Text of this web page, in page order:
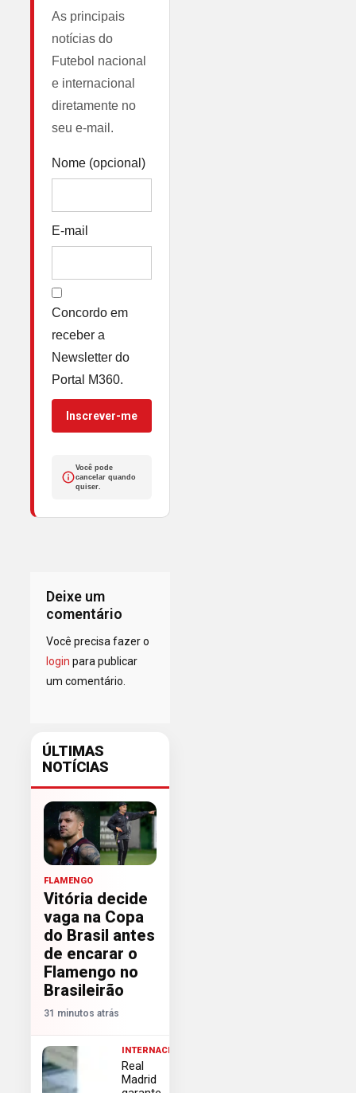
As principais
notícias do
Futebol nacional
e internacional
diretamente no
seu e-mail.
Nome (opcional)
E-mail
Concordo em
receber a
Newsletter do
Portal M360.
Inscrever-me
Você pode
cancelar quando
quiser.
Deixe um
comentário
Você precisa fazer o
login para publicar
um comentário.
ÚLTIMAS
NOTÍCIAS
FLAMENGO
Vitória decide
vaga na Copa
do Brasil antes
de encarar o
Flamengo no
Brasileirão
31 minutos atrás
INTERNACIONAL
Real
Madrid